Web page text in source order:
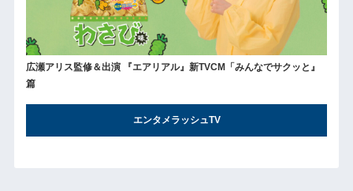
広瀬アリス監修＆出演 『エアリアル』新TVCM「みんなでサクッと』
篇
エンタメラッシュTV